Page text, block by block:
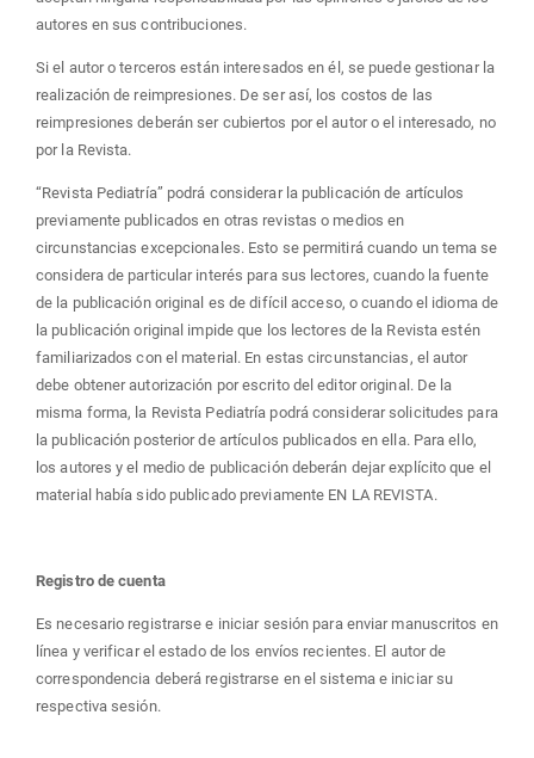
autores en sus contribuciones.
Si el autor o terceros están interesados en él, se puede gestionar la
realización de reimpresiones. De ser así, los costos de las
reimpresiones deberán ser cubiertos por el autor o el interesado, no
por la Revista.
“Revista Pediatría” podrá considerar la publicación de artículos
previamente publicados en otras revistas o medios en
circunstancias excepcionales. Esto se permitirá cuando un tema se
considera de particular interés para sus lectores, cuando la fuente
de la publicación original es de difícil acceso, o cuando el idioma de
la publicación original impide que los lectores de la Revista estén
familiarizados con el material. En estas circunstancias, el autor
debe obtener autorización por escrito del editor original. De la
misma forma, la Revista Pediatría podrá considerar solicitudes para
la publicación posterior de artículos publicados en ella. Para ello,
los autores y el medio de publicación deberán dejar explícito que el
material había sido publicado previamente EN LA REVISTA.
Registro de cuenta
Es necesario registrarse e iniciar sesión para enviar manuscritos en
línea y verificar el estado de los envíos recientes. El autor de
correspondencia deberá registrarse en el sistema e iniciar su
respectiva sesión.